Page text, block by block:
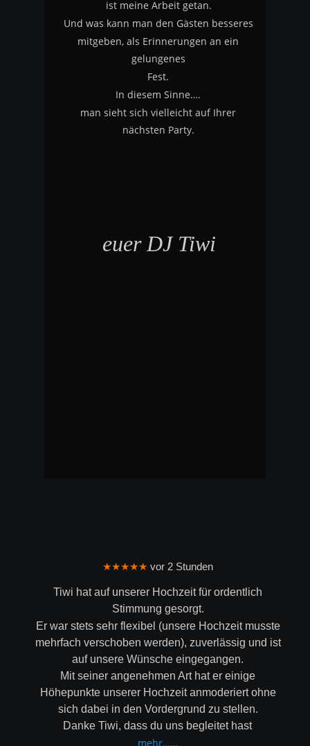
ist meine Arbeit getan.
Und was kann man den Gästen besseres
mitgeben, als Erinnerungen an ein
gelungenes
Fest.
In diesem Sinne….
man sieht sich vielleicht auf Ihrer
nächsten Party.
euer DJ Tiwi
★★★★★ vor 2 Stunden
Tiwi hat auf unserer Hochzeit für ordentlich
Stimmung gesorgt.
Er war stets sehr flexibel (unsere Hochzeit musste
mehrfach verschoben werden), zuverlässig und ist
auf unsere Wünsche eingegangen.
Mit seiner angenehmen Art hat er einige
Höhepunkte unserer Hochzeit anmoderiert ohne
sich dabei in den Vordergrund zu stellen.
Danke Tiwi, dass du uns begleitet hast
mehr……